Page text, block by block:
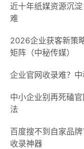
近十年纸媒资源沉
难
2026企业获客新策
矩阵（中秘传媒）
企业官网收录难？
中小企业别再死磕
法
百度搜不到自家品
收录神器